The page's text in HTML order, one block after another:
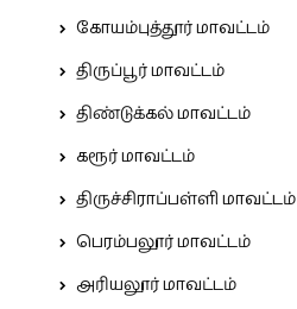
கோயம்புத்தூர் மாவட்டம்
திருப்பூர் மாவட்டம்
திண்டுக்கல் மாவட்டம்
கரூர் மாவட்டம்
திருச்சிராப்பள்ளி மாவட்டம்
பெரம்பலூர் மாவட்டம்
அரியலூர் மாவட்டம்